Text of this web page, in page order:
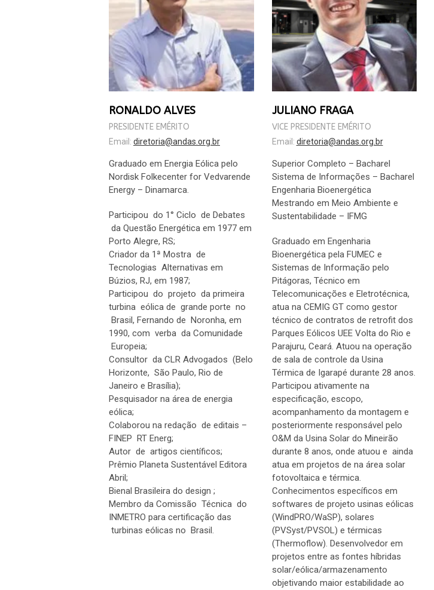
RONALDO ALVES
PRESIDENTE EMÉRITO
Email: diretoria@andas.org.br
Graduado em Energia Eólica pelo
Nordisk Folkecenter for Vedvarende
Energy – Dinamarca.
Participou do 1° Ciclo de Debates
da Questão Energética em 1977 em
Porto Alegre, RS;
Criador da 1ª Mostra de
Tecnologias Alternativas em
Búzios, RJ, em 1987;
Participou do projeto da primeira
turbina eólica de grande porte no
Brasil, Fernando de Noronha, em
1990, com verba da Comunidade
Europeia;
Consultor da CLR Advogados (Belo
Horizonte, São Paulo, Rio de
Janeiro e Brasília);
Pesquisador na área de energia
eólica;
Colaborou na redação de editais –
FINEP RT Energ;
Autor de artigos científicos;
Prêmio Planeta Sustentável Editora
Abril;
Bienal Brasileira do design ;
Membro da Comissão Técnica do
INMETRO para certificação das
turbinas eólicas no Brasil.
JULIANO FRAGA
VICE PRESIDENTE EMÉRITO
Email: diretoria@andas.org.br
Superior Completo – Bacharel
Sistema de Informações – Bacharel
Engenharia Bioenergética
Mestrando em Meio Ambiente e
Sustentabilidade – IFMG
Graduado em Engenharia
Bioenergética pela FUMEC e
Sistemas de Informação pelo
Pitágoras, Técnico em
Telecomunicações e Eletrotécnica,
atua na CEMIG GT como gestor
técnico de contratos de retrofit dos
Parques Eólicos UEE Volta do Rio e
Parajuru, Ceará. Atuou na operação
de sala de controle da Usina
Térmica de Igarapé durante 28 anos.
Participou ativamente na
especificação, escopo,
acompanhamento da montagem e
posteriormente responsável pelo
O&M da Usina Solar do Mineirão
durante 8 anos, onde atuou e ainda
atua em projetos de na área solar
fotovoltaica e térmica.
Conhecimentos específicos em
softwares de projeto usinas eólicas
(WindPRO/WaSP), solares
(PVSyst/PVSOL) e térmicas
(Thermoflow). Desenvolvedor em
projetos entre as fontes híbridas
solar/eólica/armazenamento
objetivando maior estabilidade ao